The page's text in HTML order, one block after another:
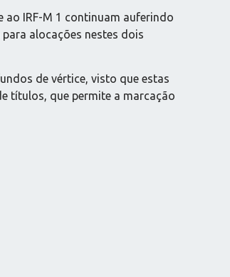
ao IRF-M 1 continuam auferindo
alocações nestes dois
de vértice, visto que estas
títulos, que permite a marcação